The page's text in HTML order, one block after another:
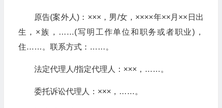
原告(案外人)：×××，男/女，××××年××月××日出
生，×族，……(写明工作单位和职务或者职业)，
住……。联系方式：……。
法定代理人/指定代理人：×××，……。
委托诉讼代理人：×××，……。